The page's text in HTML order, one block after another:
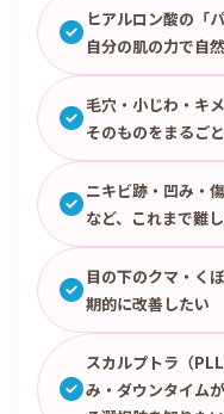
ヒアルロン酸の「
自分の肌の力で自
毛穴・小じわ・キ
そのものをまるご
ニキビ跡・凹み・
など、これまで難
目の下のクマ・く
期的に改善したい
スカルプトラ（
み・ダウンタイム